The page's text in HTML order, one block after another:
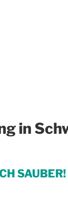
in
SAUBER!